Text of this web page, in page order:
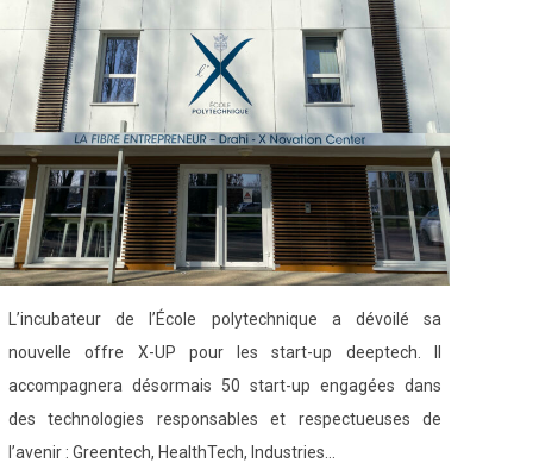
L’incubateur de l’École polytechnique a dévoilé sa
nouvelle offre X-UP pour les start-up deeptech. Il
accompagnera désormais 50 start-up engagées dans
des technologies responsables et respectueuses de
l’avenir : Greentech, HealthTech, Industries…